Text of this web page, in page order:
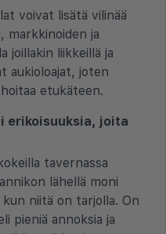
voivat lisätä vilinää
markkinoiden ja
joillakin liikkeillä ja
aukioloajat, joten
etukäteen.
erikoisuuksia, joita
tavernassa
lähellä moni
niitä on tarjolla. On
pieniä annoksia ja